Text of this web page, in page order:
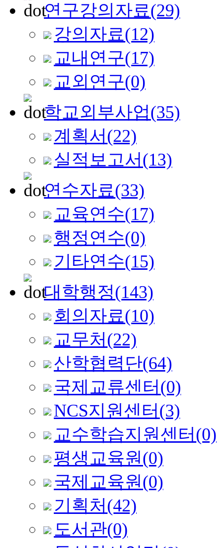
연구강의자료(29)
강의자료(12)
교내연구(17)
교외연구(0)
학교외부사업(35)
계획서 (22)
실적보고서 (13)
연수자료(33)
교육연수(17)
행정연수(0)
기타연수(15)
대학행정(143)
회의자료(10)
교무처 (22)
산학협력단(64)
국제교류센터 (0)
NCS지원센터 (3)
교수학습지원센터 (0)
평생교육원(0)
국제교육원(0)
기획처 (42)
도서관(0)